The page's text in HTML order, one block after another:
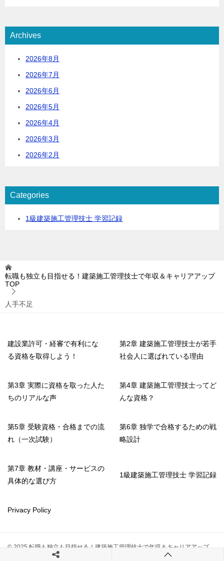
Archives
2026年8月
2026年7月
2026年6月
2026年5月
2026年4月
2026年3月
2026年2月
Categories
1級建築施工管理技士 学習記録
転職も独立も目指せる！建築施工管理技士で年収＆キャリアアップ
TOP
人手不足
建設業許可・経審で有利にな
る資格を取得しよう！
第2章 建築施工管理技士が若手
社会人に選ばれている理由
第3章 実際に資格を取った人た
ちのリアルな声
第4章 建築施工管理技士ってど
んな資格？
第5章 受験資格・合格までの流
れ（一次試験）
第6章 独学で合格するための戦
略設計
第7章 教材・講座・サービスの
具体的な選び方
1級建築施工管理技士 学習記録
Privacy Policy
© 2025 転職も独立も目指せる！建築施工管理技士で年収＆キャリアアップ